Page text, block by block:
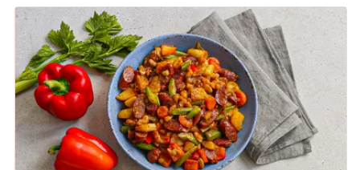
добавить при подаче любимый свежий хлеб — его очень
вкусно будет макать в образовавшийся во время тушения
овощей соус. Что потребуется из продуктов: любые сосиски,
какие предпочитаете, сладкий перец (мы взяли красный —
для цветового контраста), кукуруза — вареная или
консервированная, цукини или кабачки, томаты в
собственном соку (прекрасно подойдут и свежие), лук,
чеснок. Не забудьте про специи — они добавят рагу
особенный, колоритный вкус.